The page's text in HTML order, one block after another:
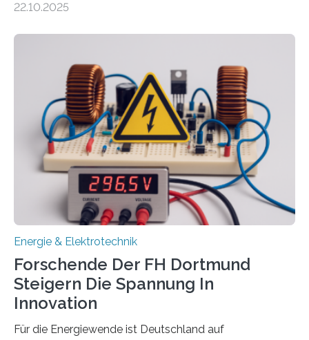
neuen EU-geförderten Transfer-Projekte zu
Energietechnologien werden vom Europäischen
Sozialfonds Plus (ESF+) gefördert – mit einer
Gesamtsumme von mehr als zwei Millionen Euro.
Damit zählt die Hochschule zu den großen
Gewinnerinnen der aktuellen Förderrunde des
Bayerischen Wissenschaftsministeriums. Im
Mittelpunkt steht der direkte Wissenstransfer: Neue
wissenschaftliche Erkenntnisse sollen rasch in die
22.10.2025
Energie & Elektrotechnik
Forschende Der FH Dortmund
Steigern Die Spannung In
Innovation
Für die Energiewende ist Deutschland auf